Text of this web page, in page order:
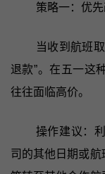
策略一：优
当收到航班
退款”。在五一这
往往面临高价。
操作建议：
司的其他日期或